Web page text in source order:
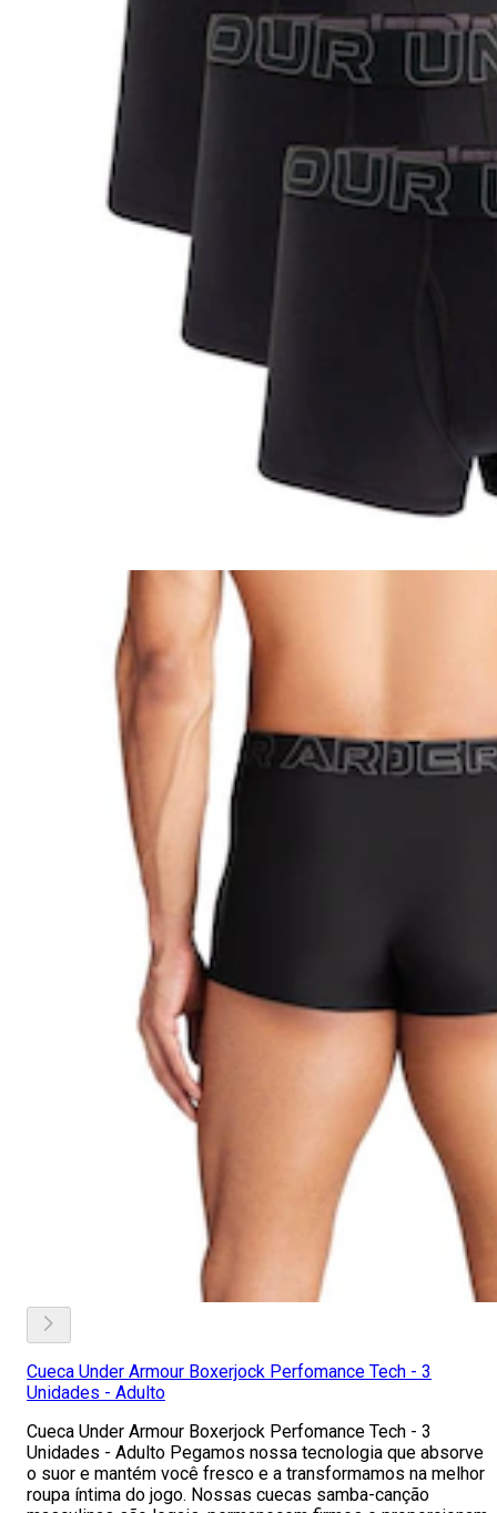
Cueca Under Armour Boxerjock Perfomance Tech - 3
Unidades - Adulto
Cueca Under Armour Boxerjock Perfomance Tech - 3
Unidades - Adulto Pegamos nossa tecnologia que absorve
o suor e mantém você fresco e a transformamos na melhor
roupa íntima do jogo. Nossas cuecas samba-canção